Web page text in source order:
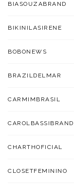
BIASOUZABRAND
BIKINILASIRENE
BOBONEWS
BRAZILDELMAR
CARMIMBRASIL
CAROLBASSIBRAND
CHARTHOFICIAL
CLOSETFEMININO